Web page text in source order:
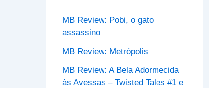
o
:
MB Review: Pobi, o gato
assassino
MB Review: Metrópolis
MB Review: A Bela Adormecida
às Avessas – Twisted Tales #1 e